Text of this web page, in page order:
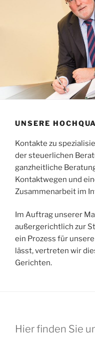
UNSERE
Kontakte zu
der steuerlichen
ganzheitliche
Kontaktwegen und
Zusammenarbeit im
Im Auftrag unserer
außergerichtlich zur
ein Prozess für
lässt, vertreten wir
Gerichten.
Hier finden Sie